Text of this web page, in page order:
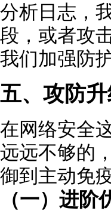
分析日志，
段，或者攻
我们加强防
五、攻防
在网络安全
远远不够的
御到主动免
（一）进阶